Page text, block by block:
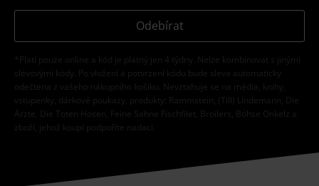
Odebírat
*Platí pouze online a kód je platný jen 4 týdny. Nelze kombinovat s jinými
slevovými kódy. Po vložení a potvrzení kódu bude sleva automaticky
odečtena z vašeho nákupního košíku. Nevztahuje se na média, knihy,
vstupenky, dárkové poukazy, produkty: Rammstein, (Till) Lindemann, Die
Ärzte, Die Toten Hosen, Feine Sahne Fischfilet, Broilers, Böhse Onkelz a
zboží, jehož koupí podpoříte nadaci.